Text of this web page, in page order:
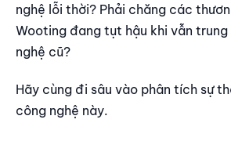
Hỗ trợ Switch lai (Hybrid Switch)
Tại Sao Wooting Vẫn Chọn Hall
Tại)?
FAQ: Giải Đáp Hiểu Lầm Về TMR và
nghệ lỗi thời? Phải chăng các
Wooting đang tụt hậu khi vẫn
nghệ cũ?
Hãy cùng đi sâu vào phân tích sự
công nghệ này.